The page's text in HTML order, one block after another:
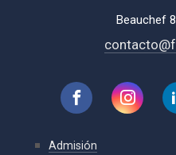
Beauchef
Admisión